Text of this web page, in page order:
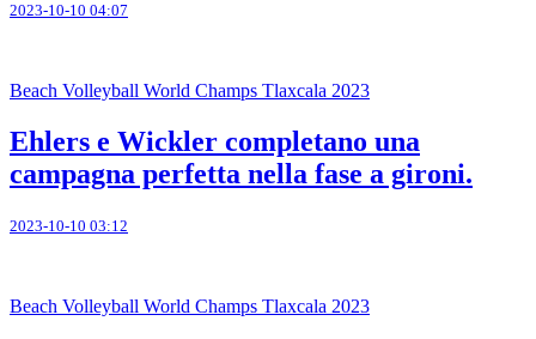
2023-10-10 04:07
Beach Volleyball World Champs Tlaxcala 2023
Ehlers e Wickler completano una
campagna perfetta nella fase a gironi.
2023-10-10 03:12
Beach Volleyball World Champs Tlaxcala 2023